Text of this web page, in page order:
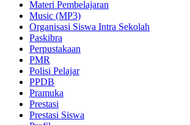
Materi Pembelajaran
Music (MP3)
Organisasi Siswa Intra Sekolah
Paskibra
Perpustakaan
PMR
Polisi Pelajar
PPDB
Pramuka
Prestasi
Prestasi Siswa